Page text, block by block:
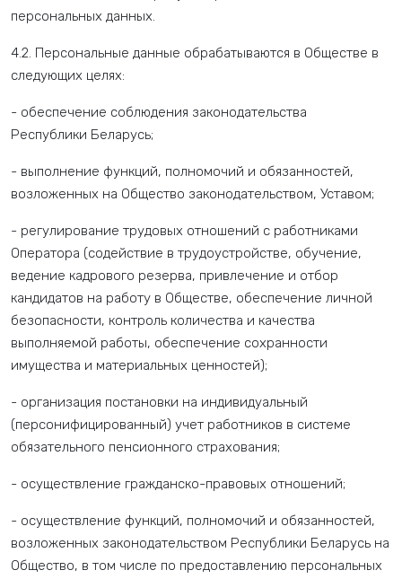
персональных данных.
4.2. Персональные данные обрабатываются в Обществе в
следующих целях:
- обеспечение соблюдения законодательства
Республики Беларусь;
- выполнение функций, полномочий и обязанностей,
возложенных на Общество законодательством, Уставом;
- регулирование трудовых отношений с работниками
Оператора (содействие в трудоустройстве, обучение,
ведение кадрового резерва, привлечение и отбор
кандидатов на работу в Обществе, обеспечение личной
безопасности, контроль количества и качества
выполняемой работы, обеспечение сохранности
имущества и материальных ценностей);
- организация постановки на индивидуальный
(персонифицированный) учет работников в системе
обязательного пенсионного страхования;
- осуществление гражданско-правовых отношений;
- осуществление функций, полномочий и обязанностей,
возложенных законодательством Республики Беларусь на
Общество, в том числе по предоставлению персональных